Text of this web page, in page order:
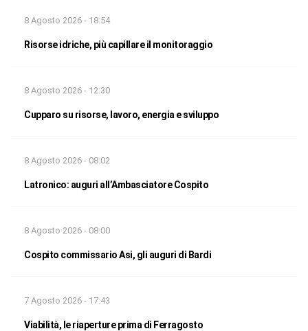
8 Agosto 2026 - 18:54
Risorse idriche, più capillare il monitoraggio
8 Agosto 2026 - 12:30
Cupparo su risorse, lavoro, energia e sviluppo
8 Agosto 2026 - 08:02
Latronico: auguri all’Ambasciatore Cospito
8 Agosto 2026 - 08:00
Cospito commissario Asi, gli auguri di Bardi
7 Agosto 2026 - 17:43
Viabilità, le riaperture prima di Ferragosto